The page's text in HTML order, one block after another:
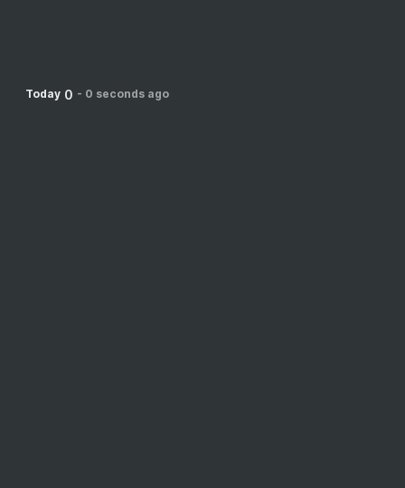
Today 0 - 0 seconds ago